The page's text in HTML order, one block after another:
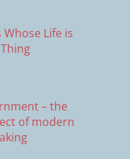
Whose Life is
– the
of modern